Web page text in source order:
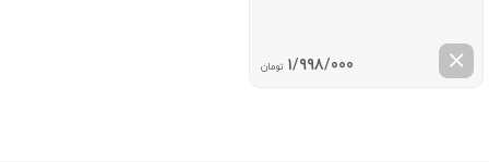
1/998/000 تومان